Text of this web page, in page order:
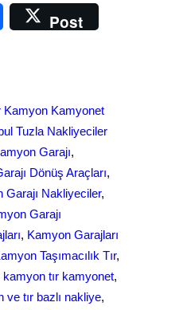
Post
Kamyon Kamyonet
Tuzla Nakliyeciler
Garajı
Dönüş Araçları
Garajı Nakliyeciler
Garajı
, Kamyon Garajları
Taşımacılık Tır
kamyon tır kamyonet
ve tır bazlı nakliye